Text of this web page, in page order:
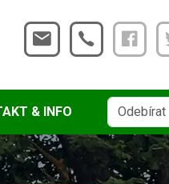
& INFO